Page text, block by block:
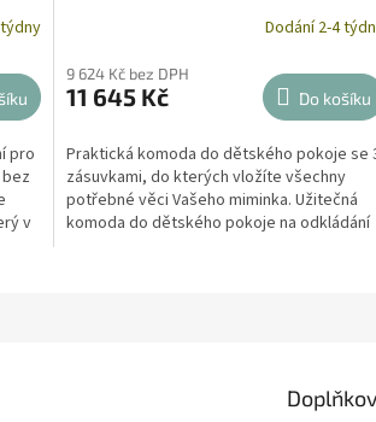
pro
v
Dodání 2-4
9 624 Kč bez DPH
11 645 Kč Do košíku
Praktická komoda do dětského pokoje se
zásuvkami, do kterých vložíte všechny
potřebné věci Vašeho miminka. Užitečná
komoda do dětského pokoje na odkládání